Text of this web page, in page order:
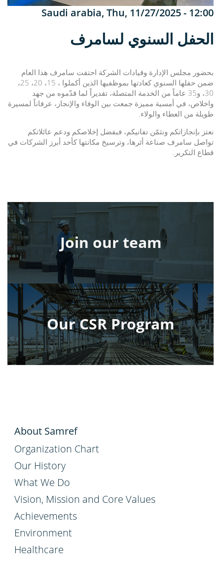
Saudi arabia, Thu, 11/27/2025 - 12:00
الحفل السنوي لسامرف
بحضور مجلس الإدارة وقيادات الشركة احتفت سامرف هذا العام
ضمن حفلها السنوي كعادتها بموظفيها الذين أكملوا ، 15، 20، 25،
30، و35 عاماً من الخدمة المتصلة، تقديراً لما قدّموه من جهد
واخلاص، في أمسية مميزة جمعت بين الوفاء والإنجاز، عرفاناً لمسيرة
طويلة من العطاء والولاء.
نعتز بإنجازاتكم ونثمّن تفانيكم، فبفضل إخلاصكم ودعم عائلاتكم
تواصل سامرف صناعة أثرها، وترسيخ مكانتها كأحد أبرز الشركات في
قطاع التكرير .
Join our team
Our CSR Program
About Samref
Organization Chart
Our History
What We Do
Vision, Mission and Core Values
Achievements
Environment
Healthcare